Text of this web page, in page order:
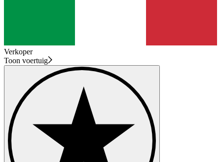
Verkoper
Toon voertuig